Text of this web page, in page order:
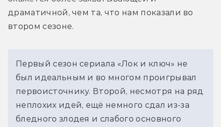
драматичной, чем та, что нам показали во
втором сезоне.
Первый сезон сериала «Лок и ключ» не
был идеальным и во многом проигрывал
первоисточнику. Второй, несмотря на ряд
неплохих идей, ещё немного сдал из-за
бледного злодея и слабого основного